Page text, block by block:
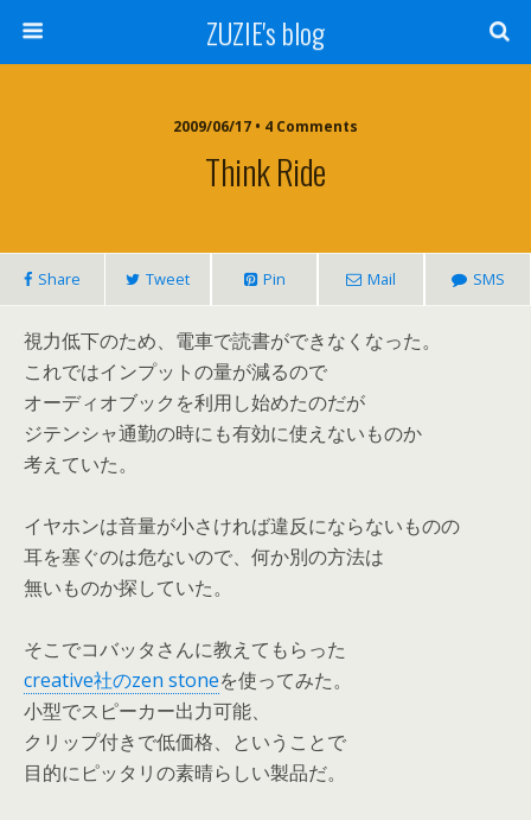
ZUZIE's blog
2009/06/17 • 4 Comments
Think Ride
Share Tweet Pin Mail SMS
視力低下のため、電車で読書ができなくなった。
これではインプットの量が減るので
オーディオブックを利用し始めたのだが
ジテンシャ通勤の時にも有効に使えないものか
考えていた。
イヤホンは音量が小さければ違反にならないものの
耳を塞ぐのは危ないので、何か別の方法は
無いものか探していた。
そこでコバッタさんに教えてもらった
creative社のzen stoneを使ってみた。
小型でスピーカー出力可能、
クリップ付きで低価格、ということで
目的にピッタリの素晴らしい製品だ。